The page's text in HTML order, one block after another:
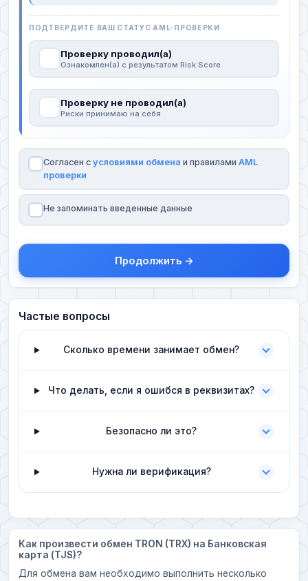
ПОДТВЕРДИТЕ ВАШ СТАТУС AML-ПРОВЕРКИ
Проверку проводил(а)
Ознакомлен(а) с результатом Risk Score
Проверку не проводил(а)
Риски принимаю на себя
Согласен с условиями обмена и правилами AML
проверки
Не запоминать введенные данные
Продолжить →
Частые вопросы
Сколько времени занимает обмен?
Что делать, если я ошибся в реквизитах?
Безопасно ли это?
Нужна ли верификация?
Как произвести обмен TRON (TRX) на Банковская
карта (TJS)?
Для обмена вам необходимо выполнить несколько